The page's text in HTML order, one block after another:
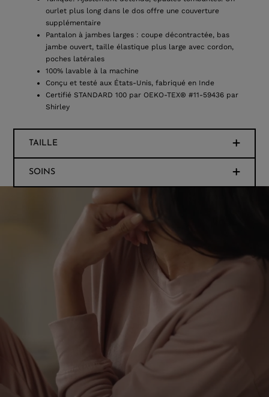
ourlet plus long dans le dos offre une couverture
supplémentaire
Pantalon à jambes larges : coupe décontractée, bas
jambe ouvert, taille élastique plus large avec cordon,
poches latérales
100% lavable à la machine
Conçu et testé aux États-Unis, fabriqué en Inde
Certifié STANDARD 100 par OEKO-TEX® #11-59436 par
Shirley
TAILLE
SOINS